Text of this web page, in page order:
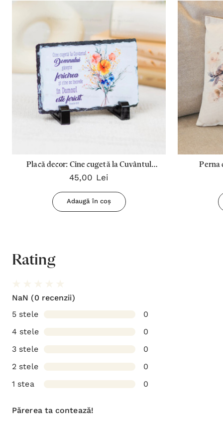
Placă decor: Cine cugetă la Cuvântul
Domnului
45,00 Lei
Adaugă în coș
Perna
Rating
NaN (0 recenzii)
5 stele
0
4 stele
0
3 stele
0
2 stele
0
1 stea
0
Părerea ta contează!